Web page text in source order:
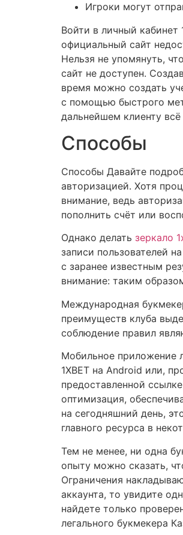
Игроки могут
Войти в личный
официальный сайт
Нельзя не упомянуть,
сайт не доступен.
время можно создать
с помощью быстрого
дальнейшем клиенту всё
Способы
Способы Давайте
авторизацией. Хотя
внимание, ведь
пополнить счёт или
Однако делать зеркало
записи пользователей
с заранее известным
внимание: таким
Международная
преимуществ клуба
соблюдение правил
Мобильное приложение
1XBET на Android или,
предоставленной
оптимизация,
на сегодняшний день,
главного ресурса в
Тем не менее, ни одна
опыту можно сказать,
Ограничения
аккаунта, то увидите
найдете только
легального букмекера